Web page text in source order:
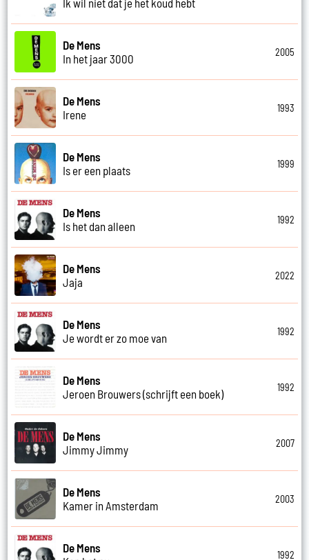
Ik wil niet dat je het koud hebt
De Mens
In het jaar 3000
2005
De Mens
Irene
1993
De Mens
Is er een plaats
1999
De Mens
Is het dan alleen
1992
De Mens
Jaja
2022
De Mens
Je wordt er zo moe van
1992
De Mens
Jeroen Brouwers (schrijft een boek)
1992
De Mens
Jimmy Jimmy
2007
De Mens
Kamer in Amsterdam
2003
De Mens
1992